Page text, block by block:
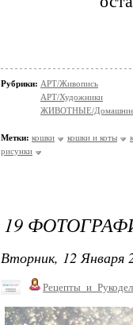
Рубрики: АРТ/Живопись
АРТ/Художники
ЖИВОТНЫЕ/Домашние
Метки: кошки кошки и коты
рисунки
19
Вторник, 12 Января